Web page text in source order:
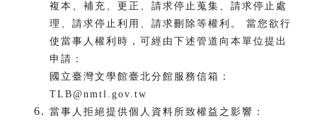
複本、補充、更正、請求停止蒐集、請求停止處
理、請求停止利用、請求刪除等權利。 當您欲行
使當事人權利時，可經由下述管道向本單位提出
申請：
國立臺灣文學館臺北分館服務信箱：
TLB@nmtl.gov.tw
當事人拒絕提供個人資料所致權益之影響：